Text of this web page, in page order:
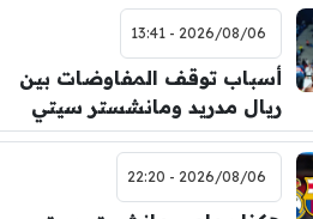
2026/08/06 - 13:41
أسباب توقف المفاوضات بين
ريال مدريد ومانشستر سيتي
2026/08/06 - 22:20